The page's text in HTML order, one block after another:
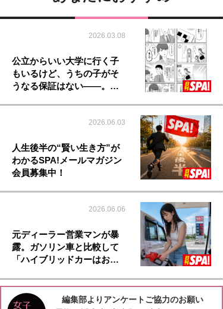
2026.03.08
公立からいい大学に行く子
もいるけど、うちの子がそ
うなる保証はない――。…
2026.06.03
人生後半の“賢い生き方”が
わかるSPA!メールマガジン
会員募集中！
2026.06.06
元ディーラー営業マンが暴
露。ガソリン車と比較して
「ハイブリッドカーはお…